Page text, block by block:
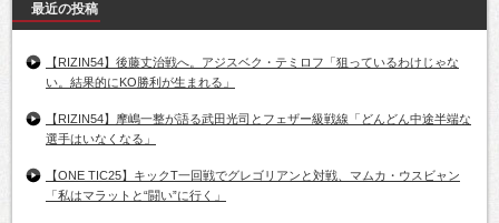
最近の投稿
【RIZIN54】後藤丈治戦へ。アジスベク・テミロフ「狙っているわけじゃな
い。結果的にKO勝利が生まれる」
【RIZIN54】摩嶋一整が語る武田光司とフェザー級戦線「どんどん中途半端な
選手はいなくなる」
【ONE TIC25】キックT一回戦でグレゴリアンと対戦、マムカ・ウスビャン
「私はマラットと“闘い”に行く」